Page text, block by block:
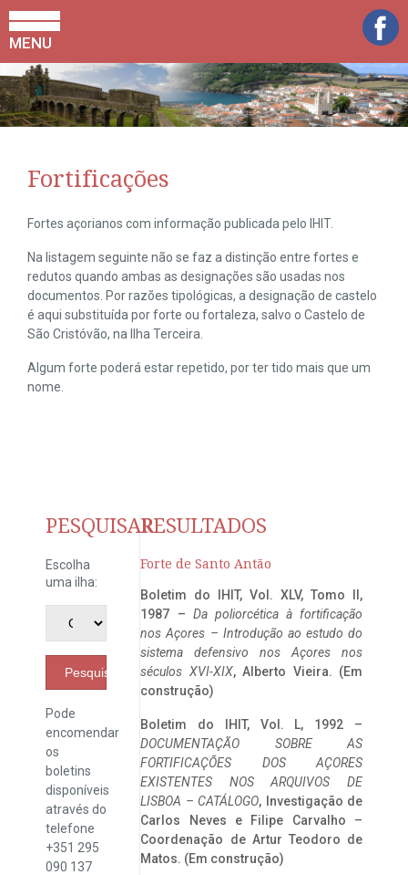
MENU
Fortificações
Fortes açorianos com informação publicada pelo IHIT.
Na listagem seguinte não se faz a distinção entre fortes e
redutos quando ambas as designações são usadas nos
documentos. Por razões tipológicas, a designação de castelo
é aqui substituída por forte ou fortaleza, salvo o Castelo de
São Cristóvão, na Ilha Terceira.
Algum forte poderá estar repetido, por ter tido mais que um
nome.
PESQUISAR
Escolha
uma ilha:
Pesquisar
Pode
encomendar
os
boletins
disponíveis
através do
telefone
+351 295
090 137
RESULTADOS
Forte de Santo Antão
Boletim do IHIT, Vol. XLV, Tomo II,
1987 – Da poliorcética à fortificação
nos Açores – Introdução ao estudo do
sistema defensivo nos Açores nos
séculos XVI-XIX, Alberto Vieira. (Em
construção)
Boletim do IHIT, Vol. L, 1992 –
DOCUMENTAÇÃO SOBRE AS
FORTIFICAÇÕES DOS AÇORES
EXISTENTES NOS ARQUIVOS DE
LISBOA – CATÁLOGO, Investigação de
Carlos Neves e Filipe Carvalho –
Coordenação de Artur Teodoro de
Matos. (Em construção)